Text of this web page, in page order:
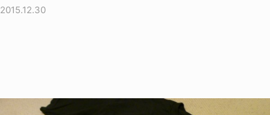
2015.12.30